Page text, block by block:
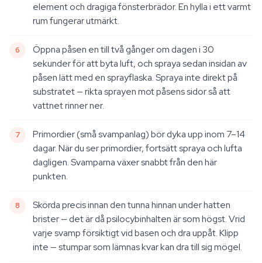
element och dragiga fönsterbrädor. En hylla i ett varmt
rum fungerar utmärkt.
Öppna påsen en till två gånger om dagen i 30
sekunder för att byta luft, och spraya sedan insidan av
påsen lätt med en sprayflaska. Spraya inte direkt på
substratet — rikta sprayen mot påsens sidor så att
vattnet rinner ner.
Primordier (små svampanlag) bör dyka upp inom 7–14
dagar. När du ser primordier, fortsätt spraya och lufta
dagligen. Svamparna växer snabbt från den här
punkten.
Skörda precis innan den tunna hinnan under hatten
brister — det är då psilocybinhalten är som högst. Vrid
varje svamp försiktigt vid basen och dra uppåt. Klipp
inte — stumpar som lämnas kvar kan dra till sig mögel.